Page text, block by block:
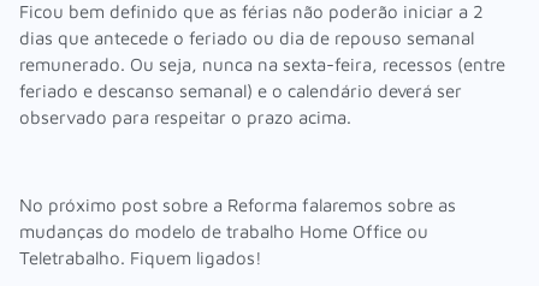
Ficou bem definido que as férias não poderão iniciar a 2
dias que antecede o feriado ou dia de repouso semanal
remunerado. Ou seja, nunca na sexta-feira, recessos (entre
feriado e descanso semanal) e o calendário deverá ser
observado para respeitar o prazo acima.
No próximo post sobre a Reforma falaremos sobre as
mudanças do modelo de trabalho Home Office ou
Teletrabalho. Fiquem ligados!